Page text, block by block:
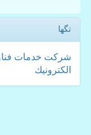
تگها
شركت خدمات
الكترونیك